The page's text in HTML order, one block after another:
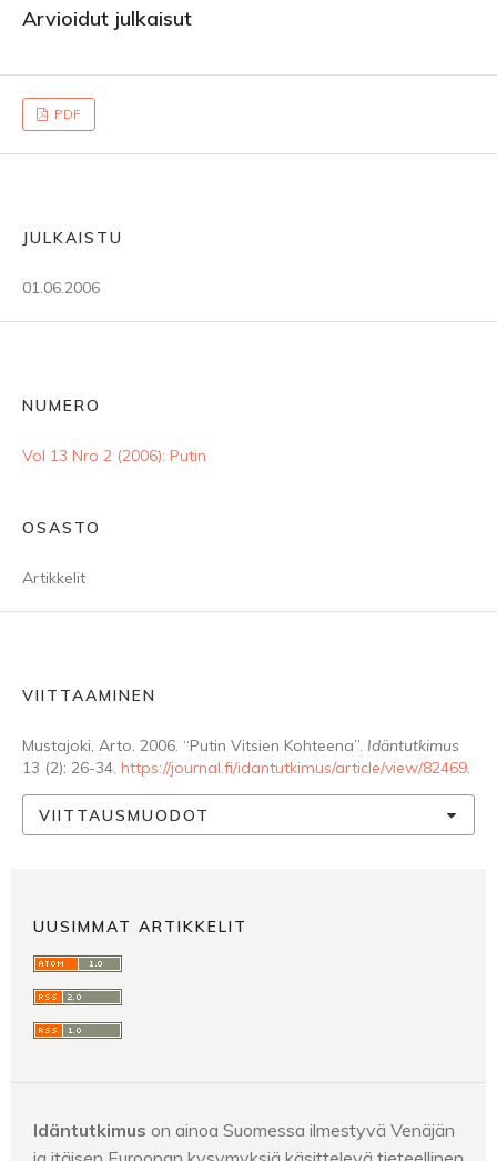
Arvioidut julkaisut
PDF
JULKAISTU
01.06.2006
NUMERO
Vol 13 Nro 2 (2006): Putin
OSASTO
Artikkelit
VIITTAAMINEN
Mustajoki, Arto. 2006. “Putin Vitsien Kohteena”. Idäntutkimus
13 (2): 26-34. https://journal.fi/idantutkimus/article/view/82469.
VIITTAUSMUODOT
UUSIMMAT ARTIKKELIT
Idäntutkimus on ainoa Suomessa ilmestyvä Venäjän